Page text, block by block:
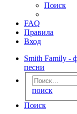
Поиск
FAQ
Правила
Вход
Smith Family -
песни
поиск
Поиск